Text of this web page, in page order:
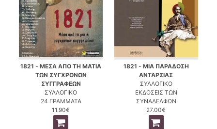
1821 - ΜΕΣΑ ΑΠΟ ΤΗ ΜΑΤΙΑ
ΤΩΝ ΣΥΓΧΡΟΝΩΝ
ΣΥΓΓΡΑΦΕΩΝ
ΣΥΛΛΟΓΙΚΟ
24 ΓΡΑΜΜΑΤΑ
11.90€
1821 - ΜΙΑ ΠΑΡΑΔΟΣΗ
ΑΝΤΑΡΣΙΑΣ
ΣΥΛΛΟΓΙΚΟ
ΕΚΔΟΣΕΙΣ ΤΩΝ
ΣΥΝΑΔΕΛΦΩΝ
27.00€